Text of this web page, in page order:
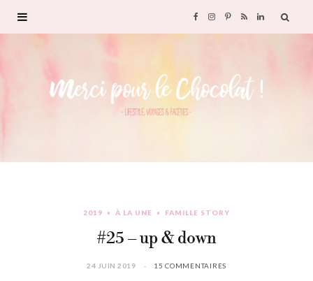
F
c
o
I
r
P
n
R
S
L
2019 À LA UNE FAMILLE STORY
#25 – up & down
24 JUIN 2019 15 COMMENTAIRES